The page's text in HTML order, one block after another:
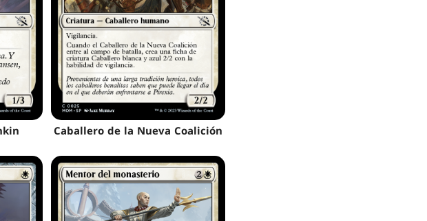
Caballero de la Nueva Coalición